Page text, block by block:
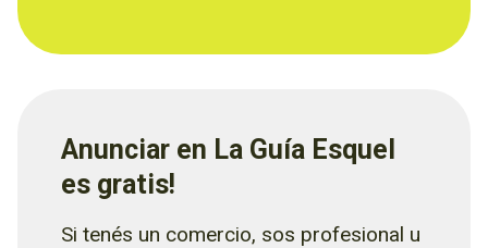
Anunciar en La Guía Esquel
es gratis!
Si tenés un comercio, sos profesional u